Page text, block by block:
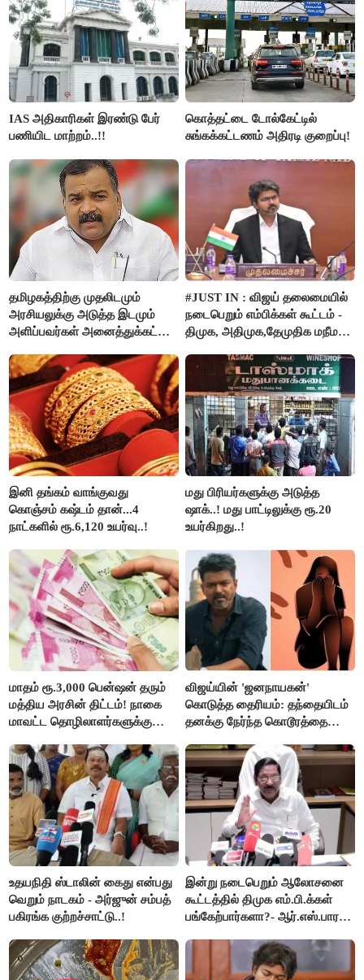
IAS அதிகாரிகள் இரண்டு பேர்
பணியிட மாற்றம்..!!
கொத்தட்டை டோல்கேட்டில்
சுங்கக்கட்டணம் அதிரடி குறைப்பு!
தமிழகத்திற்கு முதலிடமும்
அரசியலுக்கு அடுத்த இடமும்
அளிப்பவர்கள் அனைத்துக்கட்சி
பங்கேற்பார்கள் - மாணிக்கம்
தாகூர்..!!
#JUST IN : விஜய் தலைமையில்
நடைபெறும் எம்பிக்கள் கூட்டம் -
திமுக, அதிமுக,தேமுதிக மநீம
இனி தங்கம் வாங்குவது
கொஞ்சம் கஷ்டம் தான்...4
நாட்களில் ரூ.6,120 உயர்வு..!
மது பிரியர்களுக்கு அடுத்த
ஷாக்..! மது பாட்டிலுக்கு ரூ.20
உயர்கிறது..!
மாதம் ரூ.3,000 பென்ஷன் தரும்
மத்திய அரசின் திட்டம்! நாகை
மாவட்ட தொழிலாளர்களுக்கு
செய்தி!
விஜய்யின் 'ஜனநாயகன்'
கொடுத்த தைரியம்: தந்தையிடம்
தனக்கு நேர்ந்த கொடூரத்தை
உதயநிதி ஸ்டாலின் கைது என்பது
வெறும் நாடகம் - அர்ஜுன் சம்பத்
பகிரங்க குற்றச்சாட்டு..!
இன்று நடைபெறும் ஆலோசனை
கூட்டத்தில் திமுக எம்.பி.க்கள்
பங்கேற்பார்களா?- ஆர்.எஸ்.பாரதி